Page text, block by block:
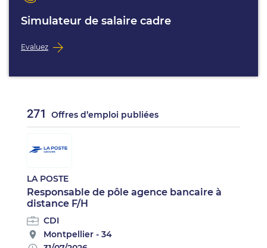
Simulateur de salaire cadre
Evaluez
271 Offres d’emploi publiées
LA POSTE
Responsable de pôle agence bancaire à
distance F/H
CDI
Montpellier - 34